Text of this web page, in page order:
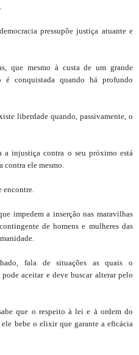
pressupõe justiça atuante e
que mesmo à custa de um grande
conquistada quando há profundo
liberdade quando, passivamente, o
a injustiça contra o seu próximo está
contra ele mesmo.
encontre.
impedem a inserção nas maravilhas
de homens e mulheres das
fala de situações as quais o
aceitar e deve buscar alterar pelo
que o respeito à lei e à ordem do
bebe o elixir que garante a eficácia